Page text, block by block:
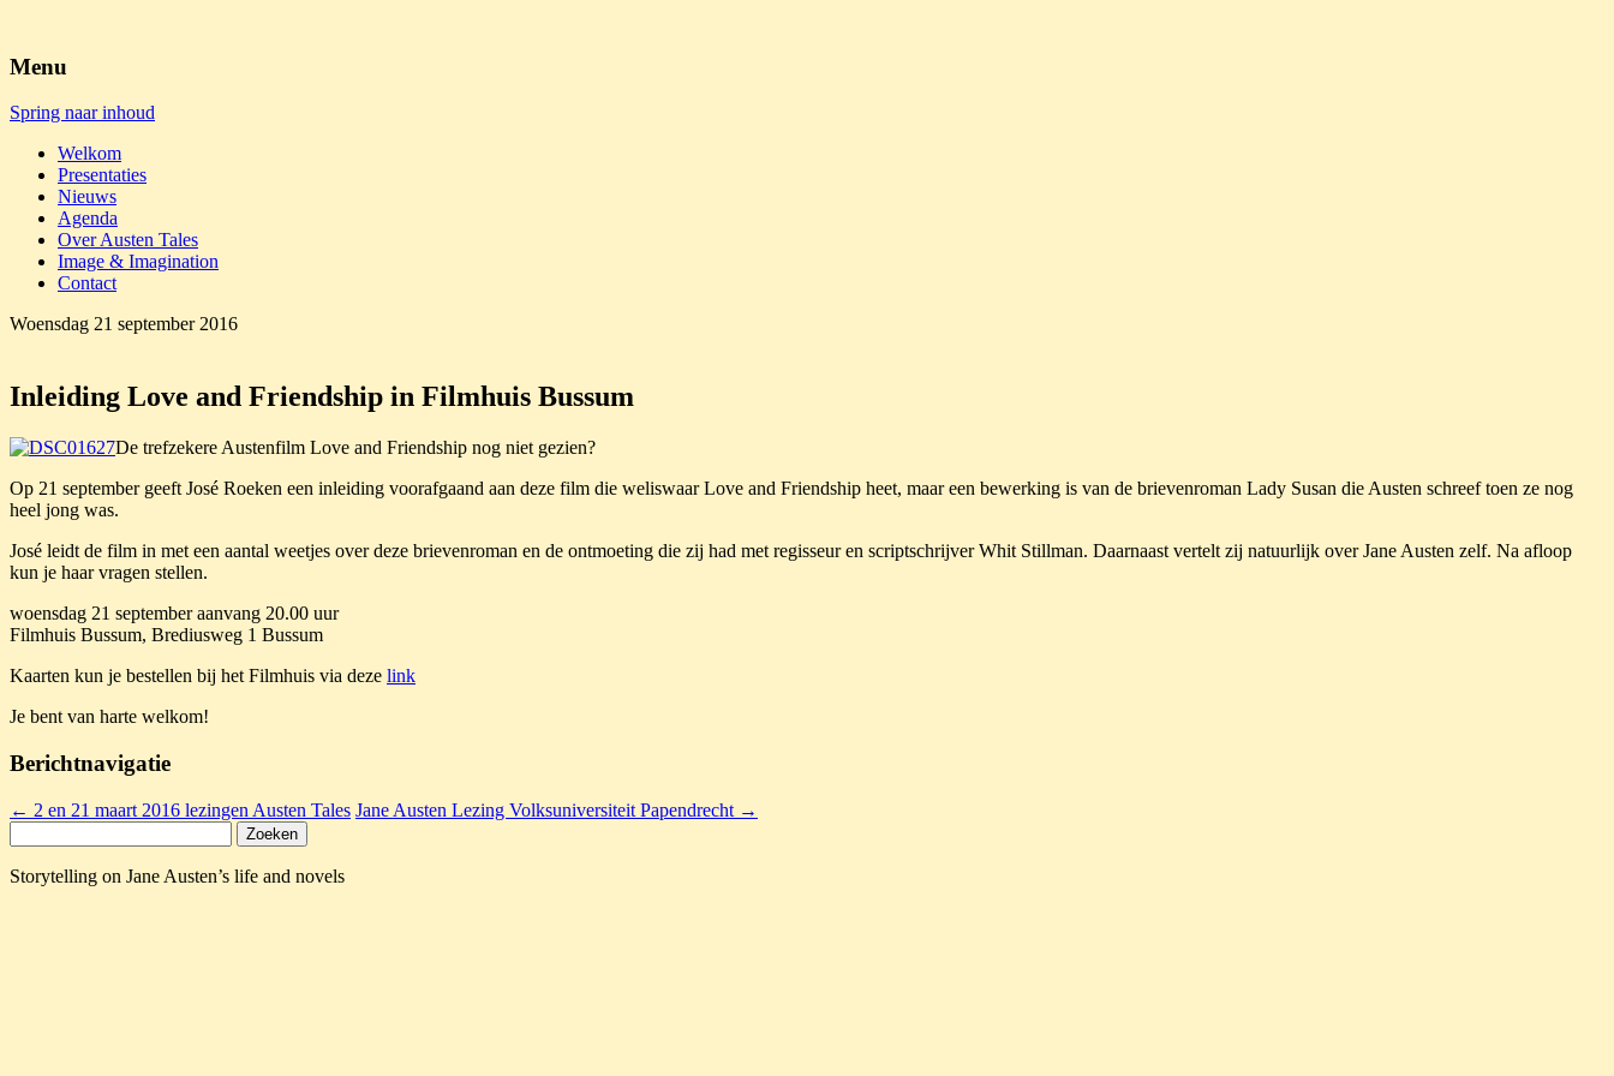
Austen Tales
Menu
Spring naar inhoud
Welkom
Presentaties
Nieuws
Agenda
Over Austen Tales
Image & Imagination
Contact
Woensdag 21 september 2016
Inleiding Love and Friendship in Filmhuis Bussum
De trefzekere Austenfilm Love and Friendship nog niet gezien?
Op 21 september geeft José Roeken een inleiding voorafgaand aan deze film die weliswaar Love and Friendship heet, maar een bewerking is van de brievenroman Lady Susan die Austen schreef toen ze nog
heel jong was.
José leidt de film in met een aantal weetjes over deze brievenroman en de ontmoeting die zij had met regisseur en scriptschrijver Whit Stillman. Daarnaast vertelt zij natuurlijk over Jane Austen zelf. Na afloop
kun je haar vragen stellen.
woensdag 21 september aanvang 20.00 uur
Filmhuis Bussum, Brediusweg 1 Bussum
Kaarten kun je bestellen bij het Filmhuis via deze link
Je bent van harte welkom!
Berichtnavigatie
← 2 en 21 maart 2016 lezingen Austen Tales Jane Austen Lezing Volksuniversiteit Papendrecht →
naar:
Storytelling on Jane Austen’s life and novels